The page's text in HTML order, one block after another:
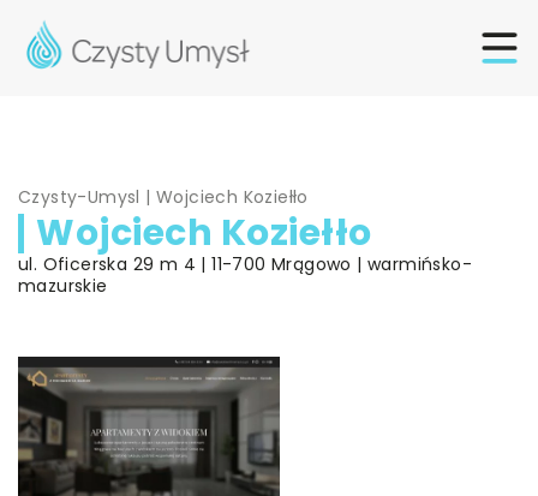
Czysty-Umysl |Wojciech Koziełło
Wojciech Koziełło
ul. Oficerska 29 m 4 | 11-700 Mrągowo | warmińsko-
mazurskie